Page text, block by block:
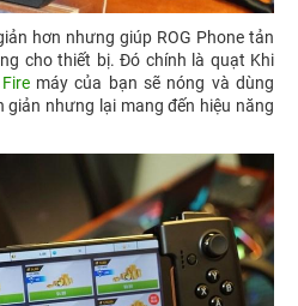
hơn nhưng giúp ROG Phone tản
cho thiết bị. Đó chính là quạt Khi
máy của bạn sẽ nóng và dùng
giản nhưng lại mang đến hiệu năng